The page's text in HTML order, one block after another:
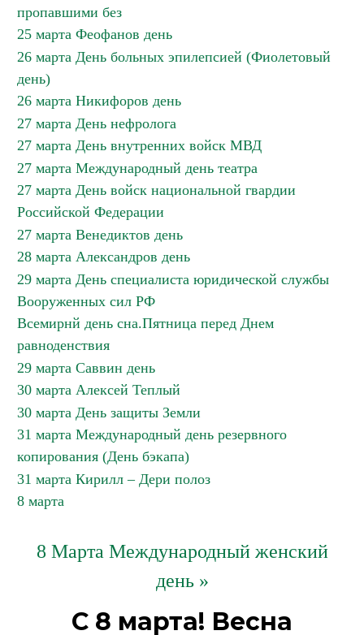
пропавшими без
25 марта Феофанов день
26 марта День больных эпилепсией (Фиолетовый
день)
26 марта Никифоров день
27 марта День нефролога
27 марта День внутренних войск МВД
27 марта Международный день театра
27 марта День войск национальной гвардии
Российской Федерации
27 марта Венедиктов день
28 марта Александров день
29 марта День специалиста юридической службы
Вооруженных сил РФ
Всемирнй день сна.Пятница перед Днем
равноденствия
29 марта Саввин день
30 марта Алексей Теплый
30 марта День защиты Земли
31 марта Международный день резервного
копирования (День бэкапа)
31 марта Кирилл – Дери полоз
8 марта
8 Марта Международный женский
день »
С 8 марта! Весна